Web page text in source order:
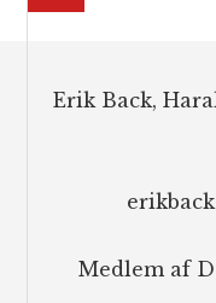
Erik Back,
Medlem af